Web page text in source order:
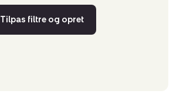
Tilpas filtre og opret